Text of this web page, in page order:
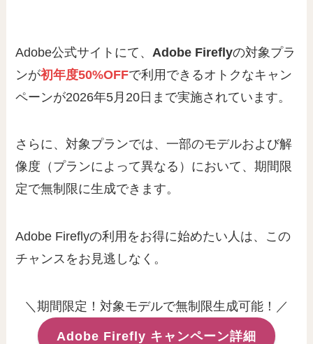
Adobe公式サイトにて、 Adobe Fireflyの対象プラ
ンが初年度50%OFFで利用できるオトクなキャン
ペーンが2026年5月20日まで実施されています。
さらに、対象プランでは、一部のモデルおよび解
像度（プランによって異なる）において、期間限
定で無制限に生成できます。
Adobe Fireflyの利用をお得に始めたい人は、この
チャンスをお見逃しなく。
＼期間限定！対象モデルで無制限生成可能！／
Adobe Firefly キャンペーン詳細